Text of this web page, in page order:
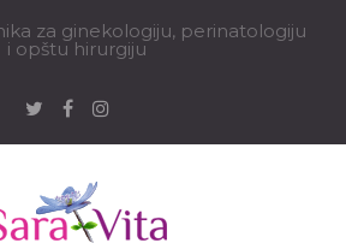
za ginekologiju, perinatologiju
i opštu hirurgiju